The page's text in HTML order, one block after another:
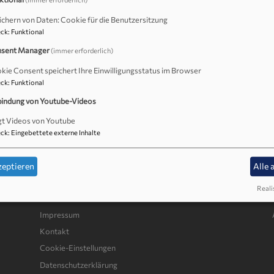
Friedensgebet statt seit März 2022.
Fußbereichsmenü
Impressum
Kontakt
Cookie-Einstellungen
Datenschutzerklärung
von Daten: Cookie für die Benutzersitzung
: Funktional
Manager(immer erforderlich)
Consent speichert Ihre Einwilligungsstatus im Browser
: Funktional
von Youtube-Videos
Videos von Youtube
: Eingebettete externe Inhalte
Alle